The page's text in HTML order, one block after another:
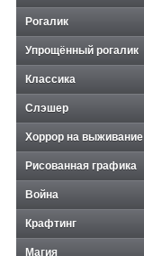
Рогалик
Упрощённый рогалик
Классика
Слэшер
Хоррор на выживание
Рисованная графика
Война
Крафтинг
Магия